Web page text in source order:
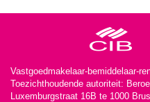
Vastgoedmakelaar-bemiddelaar-
Toezichthoudende autoriteit:
Luxemburgstraat 16B te 1000